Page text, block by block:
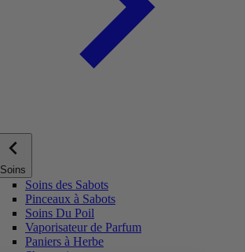
Soins
Soins des Sabots
Pinceaux à Sabots
Soins Du Poil
Vaporisateur de Parfum
Paniers à Herbe